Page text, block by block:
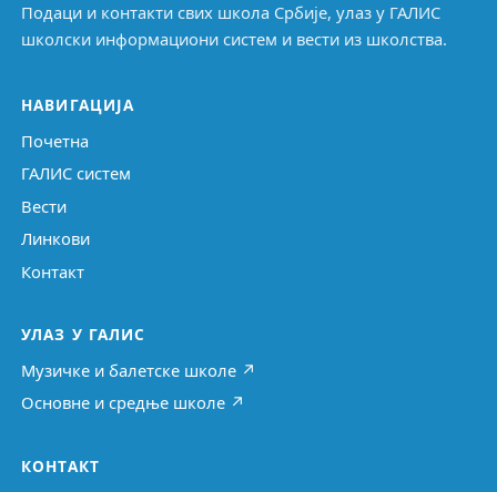
Подаци и контакти свих школа Србије, улаз у ГАЛИС
школски информациони систем и вести из школства.
НАВИГАЦИЈА
Почетна
ГАЛИС систем
Вести
Линкови
Контакт
УЛАЗ У ГАЛИС
Музичке и балетске школе ↗
Основне и средње школе ↗
КОНТАКТ